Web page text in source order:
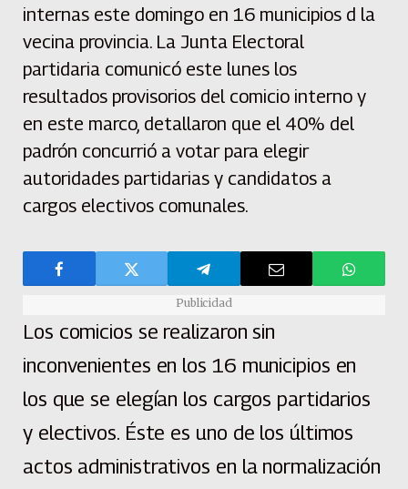
internas este domingo en 16 municipios d la
vecina provincia. La Junta Electoral
partidaria comunicó este lunes los
resultados provisorios del comicio interno y
en este marco, detallaron que el 40% del
padrón concurrió a votar para elegir
autoridades partidarias y candidatos a
cargos electivos comunales.
Publicidad
Los comicios se realizaron sin
inconvenientes en los 16 municipios en
los que se elegían los cargos partidarios
y electivos. Éste es uno de los últimos
actos administrativos en la normalización